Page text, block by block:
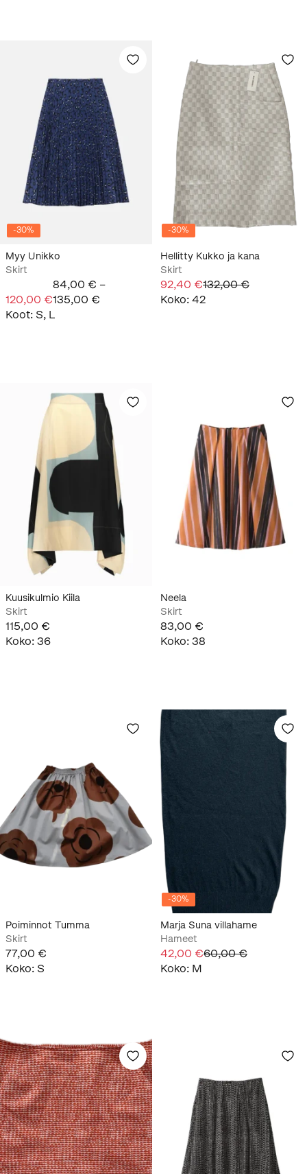
-30%
Myy Unikko
Skirt
120,00 €
84,00 € –
135,00 €
Koot: S, L
-30%
Hellitty Kukko ja kana
Skirt
92,40 €132,00 €
Koko: 42
Kuusikulmio Kiila
Skirt
115,00 €
Koko: 36
Neela
Skirt
83,00 €
Koko: 38
Poiminnot Tumma
Skirt
77,00 €
Koko: S
-30%
Marja Suna villahame
Hameet
42,00 €60,00 €
Koko: M